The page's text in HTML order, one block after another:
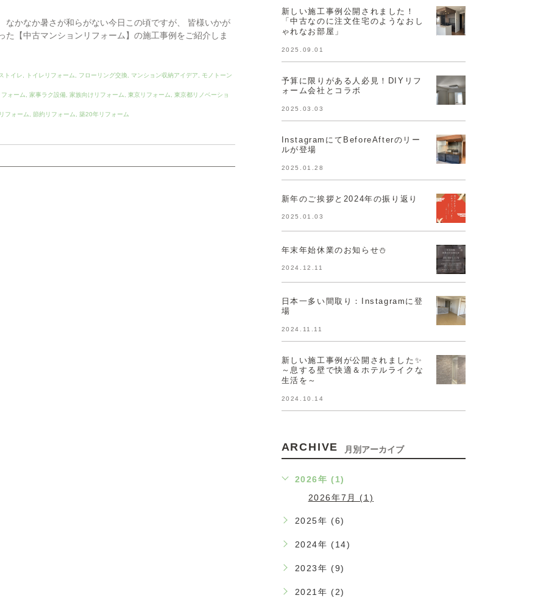
なかなか暑さが和らがない今日この頃ですが、 皆様いかが
【中古マンションリフォーム】の施工事例をご紹介しま
トイレ トイレリフォーム フローリング交換 マンション収納アイデア モノトーン
ォーム 家事ラク設備 家族向けリフォーム 東京リフォーム 東京都リノベーショ
フォーム 節約リフォーム 築20年リフォーム
新しい施工事例公開されました！
「中古なのに注文住宅のようなおし
ゃれなお部屋」
2025.09.01
予算に限りがある人必見！DIYリフ
ォーム会社とコラボ
2025.03.03
InstagramにてBeforeAfterのリー
ルが登場
2025.01.28
新年のご挨拶と2024年の振り返り
2025.01.03
年末年始休業のお知らせ⛄
2024.12.11
日本一多い間取り：Instagramに登
場
2024.11.11
新しい施工事例が公開されました✨
～息する壁で快適＆ホテルライクな
生活を～
2024.10.14
ARCHIVE 月別アーカイブ
2026年 (1)
2026年7月 (1)
2025年 (6)
2024年 (14)
2023年 (9)
2021年 (2)